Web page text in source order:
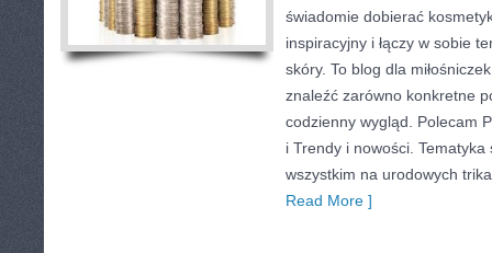
świadomie dobierać
inspiracyjny i łączy w sobie
skóry. To blog dla
znaleźć zarówno konkretne
codzienny wygląd. Polecam
i Trendy i nowości.
wszystkim na urodowych
Read More ]